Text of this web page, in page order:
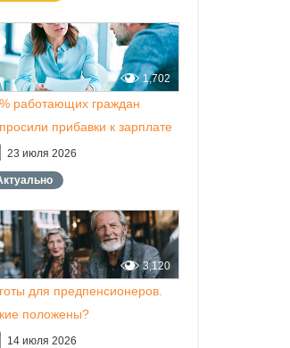
работающих граждан
прибавки к зарплате
23 июля 2026
1,702
для предпенсионеров.
положены?
14 июля 2026
3,120